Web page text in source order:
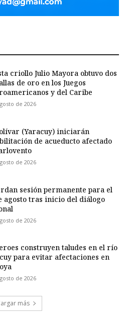
criollo Julio Mayora obtuvo dos
de oro en los Juegos
y del Caribe
de 2026
(Yaracuy) iniciarán
de acueducto afectado
de 2026
sesión permanente para el
agosto tras inicio del diálogo
de 2026
construyen taludes en el río
para evitar afectaciones en
de 2026
más